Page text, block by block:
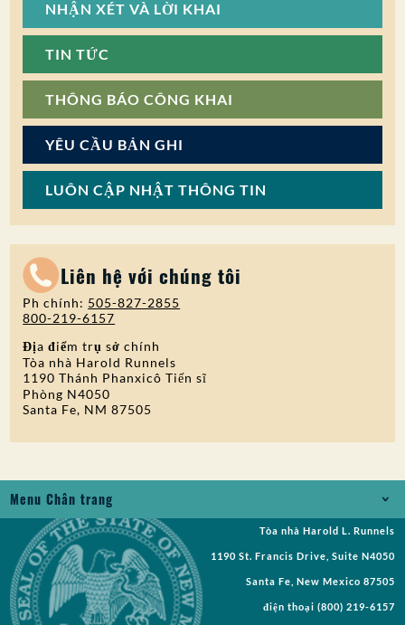
NHẬN XÉT VÀ LỜI KHAI
TIN TỨC
THÔNG BÁO CÔNG KHAI
YÊU CẦU BẢN GHI
LUÔN CẬP NHẬT THÔNG TIN
Liên hệ với chúng tôi
Ph chính: 505-827-2855
800-219-6157
Địa điểm trụ sở chính
Tòa nhà Harold Runnels
1190 Thánh Phanxicô Tiến sĩ
Phòng N4050
Santa Fe, NM 87505
Menu Chân trang
Jobs
Yêu cầu Bản ghi
Yêu cầu đề xuất
Tòa nhà Harold L. Runnels
1190 St. Francis Drive, Suite N4050
Santa Fe, New Mexico 87505
điện thoại (800) 219-6157